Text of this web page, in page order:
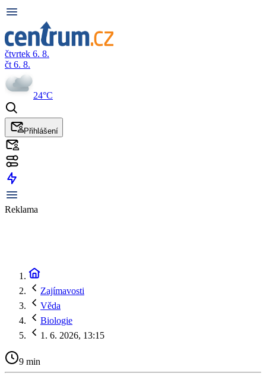
čtvrtek 6. 8.
čt 6. 8.
24°C
Přihlášení
Reklama
Zajímavosti
Věda
Biologie
1. 6. 2026, 13:15
9 min